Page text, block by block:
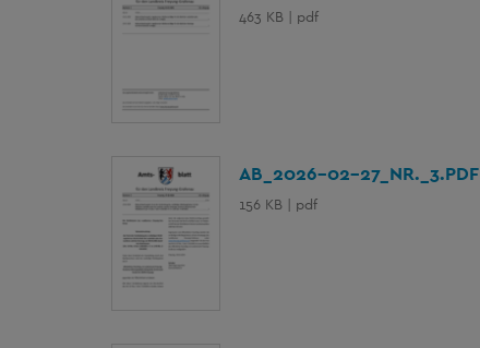
463 KB | pdf
AB_2026-02-27_NR._3.PDF
156 KB | pdf